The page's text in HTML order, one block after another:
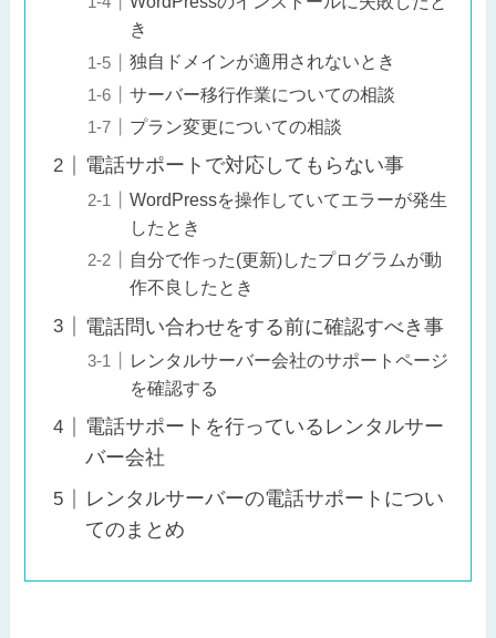
き
独自ドメインが適用されないとき
サーバー移行作業についての相談
プラン変更についての相談
電話サポートで対応してもらない事
WordPressを操作していてエラーが発生
したとき
自分で作った(更新)したプログラムが動
作不良したとき
電話問い合わせをする前に確認すべき事
レンタルサーバー会社のサポートページ
を確認する
電話サポートを行っているレンタルサー
バー会社
レンタルサーバーの電話サポートについ
てのまとめ